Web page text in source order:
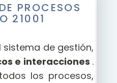
DE PROCESOS
21001
sistema de gestión,
e interacciones .
los procesos,